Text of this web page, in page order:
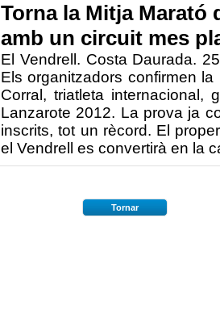
Torna la Mitja Marató
amb un circuit mes
El Vendrell. Costa Daurada.
Els organitzadors confirmen
Corral, triatleta internacional,
Lanzarote 2012. La prova ja
inscrits, tot un rècord. El
el Vendrell es convertirà en la
Tornar